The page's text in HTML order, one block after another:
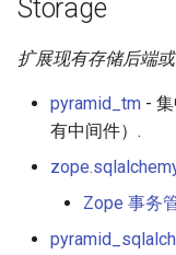
Storage
扩展现有存储后端
pyramid_tm -
有中间件）.
Zope 事务